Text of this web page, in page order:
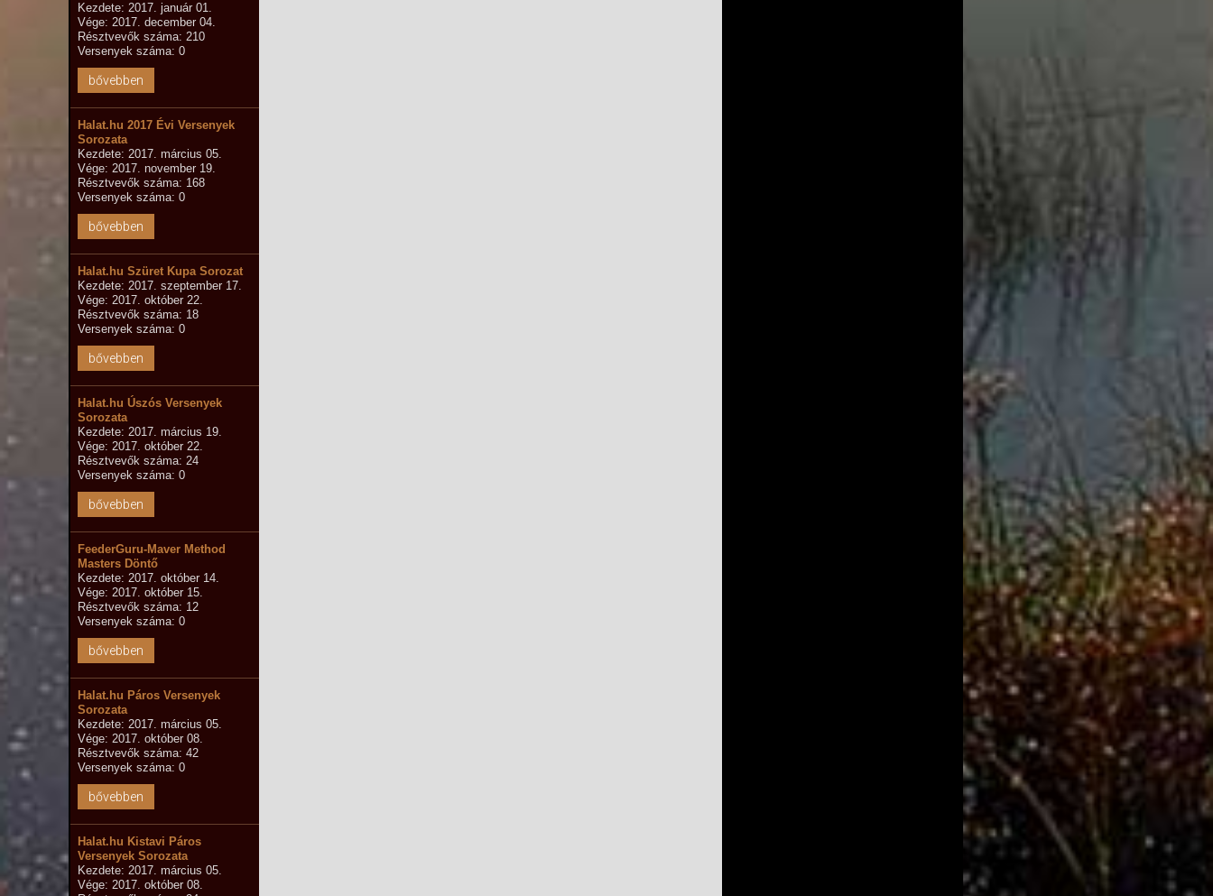
Kezdete: 2017. január 01.
Vége: 2017. december 04.
Résztvevők száma: 210
Versenyek száma: 0
bővebben
Halat.hu 2017 Évi Versenyek
Sorozata
Kezdete: 2017. március 05.
Vége: 2017. november 19.
Résztvevők száma: 168
Versenyek száma: 0
bővebben
Halat.hu Szüret Kupa Sorozat
Kezdete: 2017. szeptember 17.
Vége: 2017. október 22.
Résztvevők száma: 18
Versenyek száma: 0
bővebben
Halat.hu Úszós Versenyek
Sorozata
Kezdete: 2017. március 19.
Vége: 2017. október 22.
Résztvevők száma: 24
Versenyek száma: 0
bővebben
FeederGuru-Maver Method
Masters Döntő
Kezdete: 2017. október 14.
Vége: 2017. október 15.
Résztvevők száma: 12
Versenyek száma: 0
bővebben
Halat.hu Páros Versenyek
Sorozata
Kezdete: 2017. március 05.
Vége: 2017. október 08.
Résztvevők száma: 42
Versenyek száma: 0
bővebben
Halat.hu Kistavi Páros
Versenyek Sorozata
Kezdete: 2017. március 05.
Vége: 2017. október 08.